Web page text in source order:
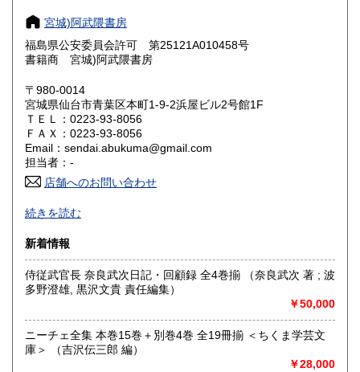
奈良県
鳥取県 185円 島根県
岡山県
山口県 185円
香川県 185円 愛媛県
高知県 185円
佐賀県
熊本県 185円 大分県 185円
宮崎県 185円
185円
宮城)阿武隈書房
福島県公安委員会許可 第25121A010458号
書籍商 宮城)阿武隈書房
〒980-0014
宮城県仙台市青葉区本町1-9-2浜屋ビル2号館1F
ＴＥＬ：0223-93-8056
ＦＡＸ：0223-93-8056
Email：sendai.abukuma@gmail.com
担当者：-
店舗へのお問い合わせ
買い取り専用ダイヤル 0120-805-875 (9:00～21:00 年中無休)
〒983-0043
宮城県仙台市宮城野区萩野町 2-3-2
沿線名：-
最寄駅：仙台駅:徒歩15分 地下鉄南北線 広瀬通駅:徒歩10分
営業時間：〈店舗〉12:00～19:00
定休日：〈店舗〉月曜 〈事務所〉不定休
続きを読む
新着情報
侍従武官長 奈良武次日記・回顧録 全4巻揃 （奈良武次 著 ; 波
多野澄雄, 黒沢文貴 責任編集）
￥50,000
ニーチェ全集 本巻15巻＋別巻4巻 全19冊揃 ＜ちくま学芸文
庫＞ （吉沢伝三郎 編）
￥28,000